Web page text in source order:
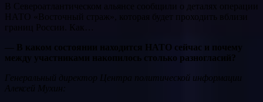
В Североатлантическом альянсе сообщили о деталях операции
НАТО «Восточный страж», которая будет проходить вблизи
границ России. Как…
— В каком состоянии находится НАТО сейчас и почему
между участниками накопилось столько разногласий?
Генеральный директор Центра политической информации
Алексей Мухин: